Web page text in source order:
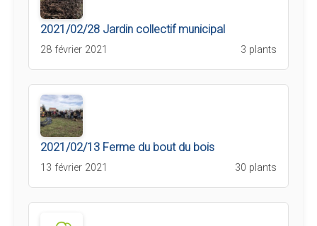
2021/02/28 Jardin collectif municipal
28 février 2021 3 plants
2021/02/13 Ferme du bout du bois
13 février 2021 30 plants